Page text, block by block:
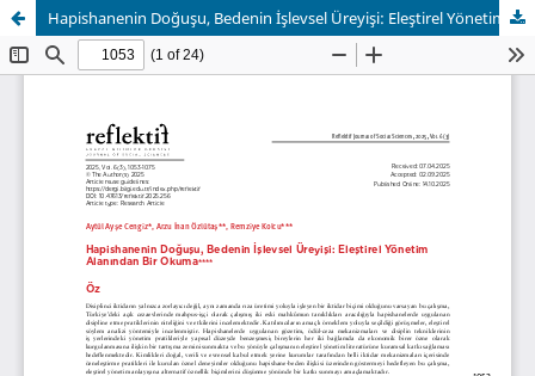
Hapishanenin Doğuşu, Bedenin İşlevsel Üreyişi: Eleştirel Yönetim Alanından Bir Okuma